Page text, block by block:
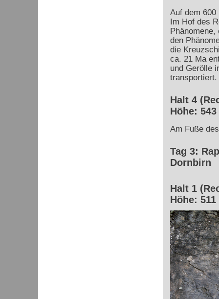
Auf dem 600
Im Hof des
den
die
ca. 21 Ma
und Gerölle
transportiert.
Halt 4
Höhe:
Am Fuße
Tag 3:
Dornbirn
Halt 1
Höhe: